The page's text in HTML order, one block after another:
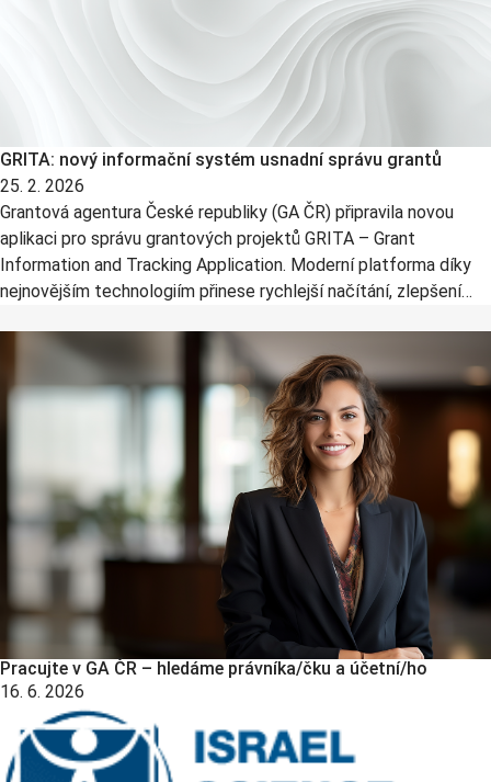
GRITA: nový informační systém usnadní správu grantů
25. 2. 2026
Grantová agentura České republiky (GA ČR) připravila novou
aplikaci pro správu grantových projektů GRITA – Grant
Information and Tracking Application. Moderní platforma díky
nejnovějším technologiím přinese rychlejší načítání, zlepšení
pravomocí a plno dalšího. Zájemci ji najdou na adrese
grita.gov.cz. „GRITA zajistí nejen kompletní správu grantových
projektů, ale zefektivní také fungování hodnocení tisíců návrhů
projektů, které jsou každý rok přihlášeny do soutěží GA ČR,“ říká
předseda GA ČR prof. Milan Jirsa. „Aplikace navazuje na systém
GRIS, z jehož principů vychází, takže se v ní neztratí ani
současní řešitelé a navrhovatelé projektů.“ Mezi novinky, které
GRITA přináší, patří: Jednodušší
Pracujte v GA ČR – hledáme právníka/čku a účetní/ho
16. 6. 2026